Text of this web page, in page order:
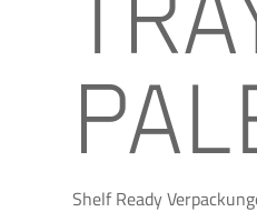
Shelf Ready